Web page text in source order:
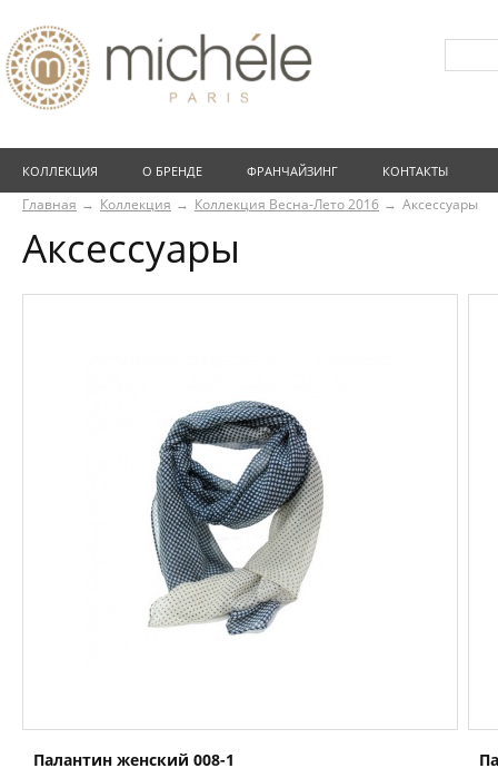
КОЛЛЕКЦИЯ О БРЕНДЕ ФРАНЧАЙЗИНГ КОНТАКТЫ
Главная Коллекция Коллекция Весна-Лето 2016 Аксессуары
Аксессуары
Палантин женский 008-1